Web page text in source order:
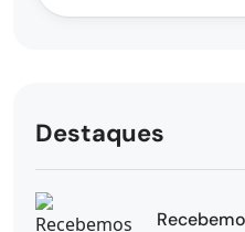
Destaques